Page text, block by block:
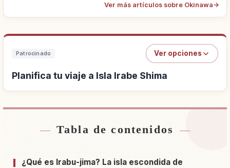
Ver más artículos sobre Okinawa→
Patrocinado Ver opciones
Planifica tu viaje a Isla Irabe Shima
Buscar alojamiento cerca de Isla Irabe Shima
Buscar experiencias en Isla Irabe Shima
Tabla de contenidos
¿Qué es Irabu-jima? La isla escondida de